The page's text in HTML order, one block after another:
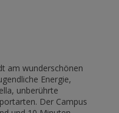
am wunderschönen
Energie,
unberührte
Der Campus